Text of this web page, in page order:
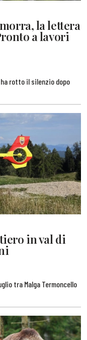
la lettera
a lavori
rotto il silenzio dopo
in val di
tra Malga Termoncello